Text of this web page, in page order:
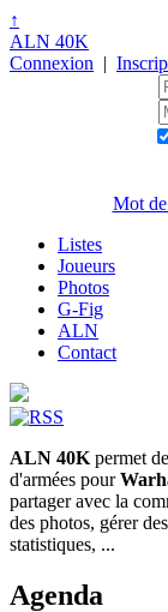
↑
ALN 40K
Connexion |
Mot
Listes
Joueurs
Photos
G-Fig
ALN
Contact
ALN 40K permet
d'armées pour
partager avec la
des photos, gérer
statistiques, ...
Agenda